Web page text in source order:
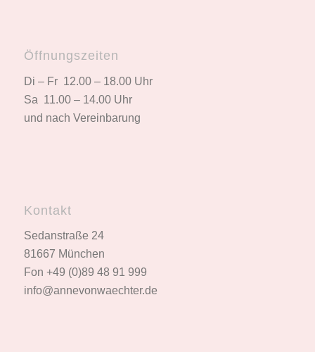
Öffnungszeiten
Di – Fr 12.00 – 18.00 Uhr
Sa 11.00 – 14.00 Uhr
und nach Vereinbarung
Kontakt
Sedanstraße 24
81667 München
Fon +49 (0)89 48 91 999
info@annevonwaechter.de